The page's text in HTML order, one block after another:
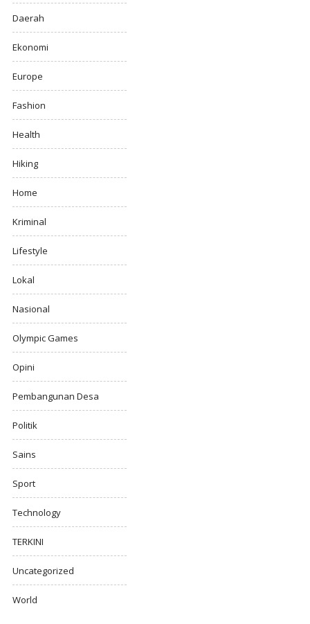
Daerah
Ekonomi
Europe
Fashion
Health
Hiking
Home
Kriminal
Lifestyle
Lokal
Nasional
Olympic Games
Opini
Pembangunan Desa
Politik
Sains
Sport
Technology
TERKINI
Uncategorized
World